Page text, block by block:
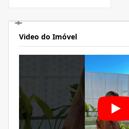
Video do Imóvel